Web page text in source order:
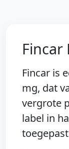
Fincar
Fincar is
mg, dat
vergrote
label in